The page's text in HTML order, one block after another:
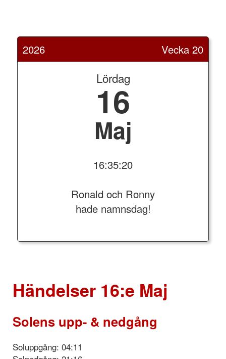
2026 Vecka 20
Lördag
16
Maj
16:35:20
Ronald och Ronny
hade namnsdag!
Händelser 16:e Maj
Solens upp- & nedgång
Soluppgång: 04:11